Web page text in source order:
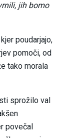
jih bomo
poudarjajo,
pomoči, od
tako morala
sprožilo val
povečal